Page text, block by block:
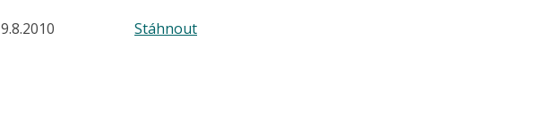
9.8.2010 Stáhnout